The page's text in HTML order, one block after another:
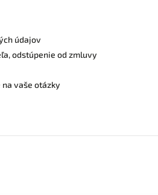
údajov
odstúpenie od zmluvy
vaše otázky